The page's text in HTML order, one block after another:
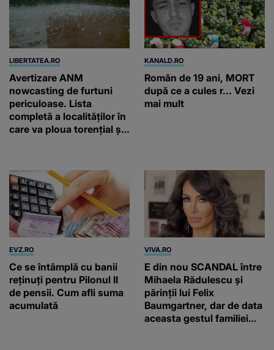
LIBERTATEA.RO
Avertizare ANM
nowcasting de furtuni
periculoase. Lista
completă a localităților în
care va ploua torențial și
KANALD.RO
Român de 19 ani, MORT
după ce a cules r... Vezi
mai mult
EVZ.RO
Ce se întâmplă cu banii
reținuți pentru Pilonul II
de pensii. Cum afli suma
acumulată
VIVA.RO
E din nou SCANDAL între
Mihaela Rădulescu și
părinții lui Felix
Baumgartner, dar de data
aceasta gestul familiei